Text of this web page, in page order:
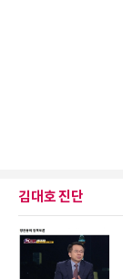
김대호 진단